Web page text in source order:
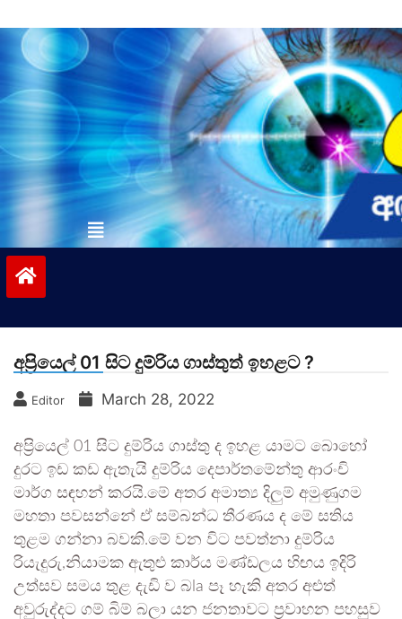
to
contentvinivida.lk
අප්‍රියෙල් 01 සිට දුම්රිය ගාස්තුත් ඉහළට ?
Editor March 28, 2022
අප්‍රියෙල් 01 සිට දුම්රිය ගාස්තු ද ඉහළ යාමට බොහෝ
දුරට ඉඩ කඩ ඇතැයි දුම්රිය දෙපාර්තමේන්තු ආරංචි
මාර්ග සඳහන් කරයි.මේ අතර අමාත්‍ය දිලුම් අමුණුගම
මහතා පවසන්නේ ඒ සම්බන්ධ තීරණය ද මේ සතිය
තුළම ගන්නා බවකි.මේ වන විට පවත්නා දුම්රිය
රියැදුරු,නියාමක ඇතුළු කාර්ය මණ්ඩලය හිඟය ඉදිරි
උත්සව සමය තුළ දැඩි ව බla පෑ හැකි අතර අළුත්
අවුරුද්දට ගම් බිම් බලා යන ජනතාවට ප්‍රවාහන පහසුව